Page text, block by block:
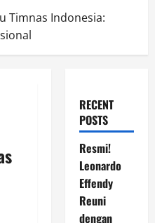
Timnas Indonesia:
RECENT
POSTS
Resmi!
Leonardo
Effendy
Reuni
dengan